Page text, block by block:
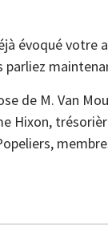
évoqué
parliez
de M. Van
Hixon,